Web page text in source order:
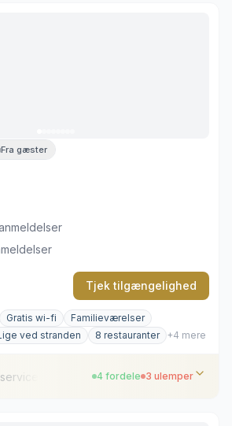
ved fællesområderne
på visse værelser
Fra gæster
Tjek tilgængelighed
Gratis wi-fi
Familieværelser
ved stranden 8 restauranter +4 mere
4 fordele 3 ulemper